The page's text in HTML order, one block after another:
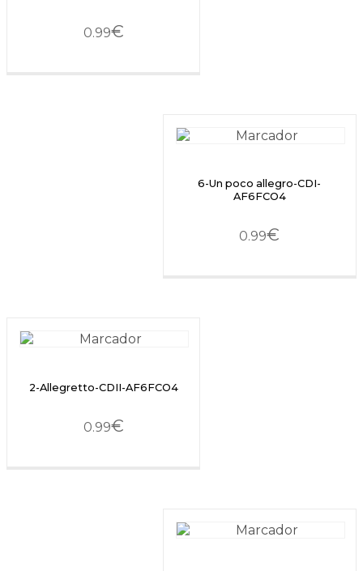
0.99€
6-Un poco allegro-CDI-
AF6FCO4
0.99€
2-Allegretto-CDII-AF6FCO4
0.99€